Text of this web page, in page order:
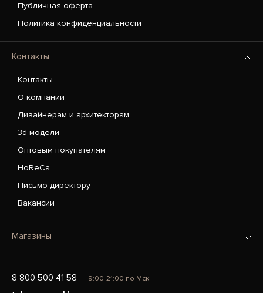
Публичная оферта
Политика конфиденциальности
Контакты
Контакты
О компании
Дизайнерам и архитекторам
3d-модели
Оптовым покупателям
HoReCa
Письмо директору
Вакансии
Магазины
8 800 500 41 58 9:00-21:00 по Мск